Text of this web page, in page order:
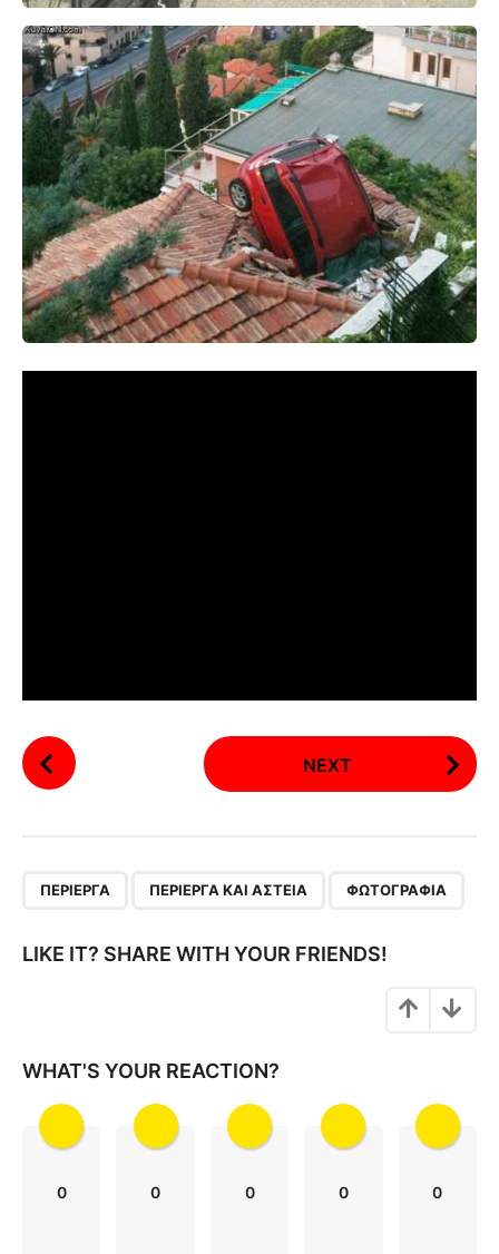
P
o
i
i
NEXT
ΠΕΡΊΕΡΓΑ ΠΕΡΊΕΡΓΑ ΚΑΙ ΑΣΤΕΊΑ ΦΩΤΟΓΡΑΦΊΑ
LIKE IT? SHARE WITH YOUR FRIENDS!
WHAT'S YOUR REACTION?
0 0 0 0 0